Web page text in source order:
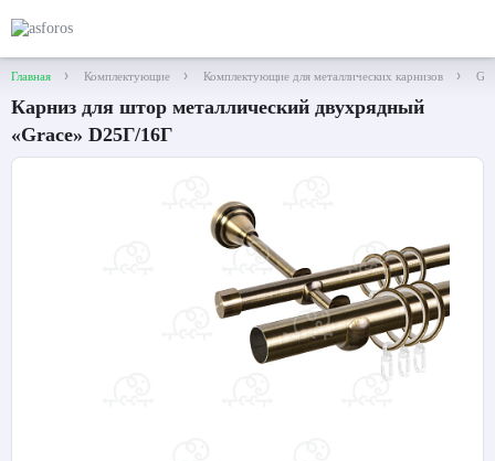
Главная Комплектующие Комплектующие для металлических карнизов
Карниз для штор металлический двухрядный
«Grace» D25Г/16Г